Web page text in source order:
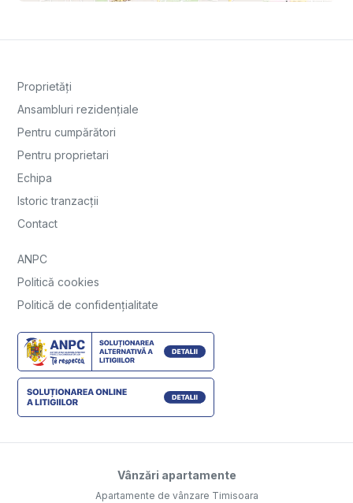
Proprietăți
Ansambluri rezidențiale
Pentru cumpărători
Pentru proprietari
Echipa
Istoric tranzacții
Contact
ANPC
Politică cookies
Politică de confidențialitate
Vânzări apartamente
Apartamente de vânzare Timisoara